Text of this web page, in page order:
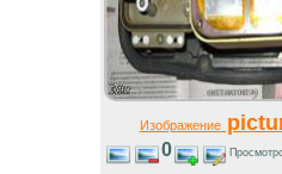
Изображение
0